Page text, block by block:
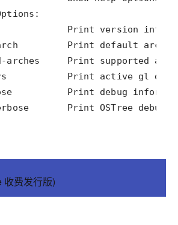
Print OSTree debug
费发行版)